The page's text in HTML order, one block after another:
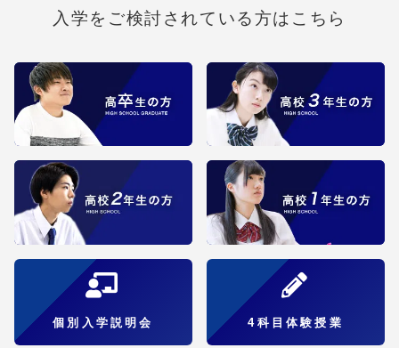
入学をご検討されている方はこちら
個別入学説明会 4科目体験授業